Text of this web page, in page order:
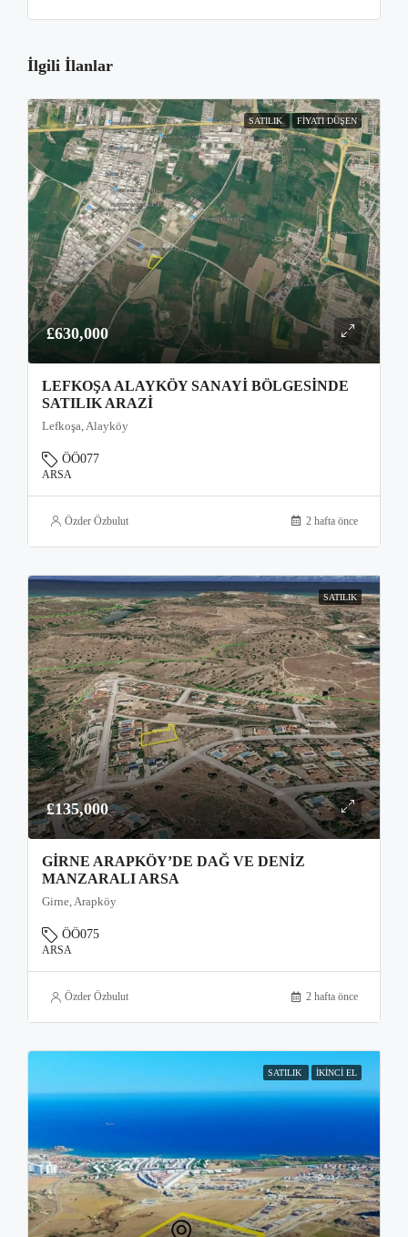
İlgili İlanlar
SATILIK FIYATI DÜŞEN
£630,000
LEFKOŞA ALAYKÖY SANAYI BÖLGESINDE
SATILIK ARAZI
Lefkoşa, Alayköy
ÖÖ077
ARSA
Özder Özbulut 2 hafta önce
SATILIK
£135,000
GIRNE ARAPKÖY’DE DAĞ VE DENIZ
MANZARALI ARSA
Girne, Arapköy
ÖÖ075
ARSA
Özder Özbulut 2 hafta önce
SATILIK İKINCI EL